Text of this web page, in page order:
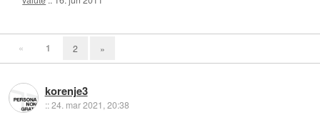
« 1 2 »
korenje3
::24. mar 2021, 20:38